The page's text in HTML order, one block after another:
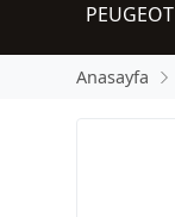
PEUGEOT
Anasayfa